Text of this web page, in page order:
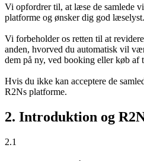
Vi opfordrer til, at læse de samlede
platforme og ønsker dig god læselyst.
Vi forbeholder os retten til at
anden, hvorved du automatisk vil
dem på ny, ved booking eller køb af
Hvis du ikke kan acceptere de
R2Ns platforme.
2. Introduktion og
2.1